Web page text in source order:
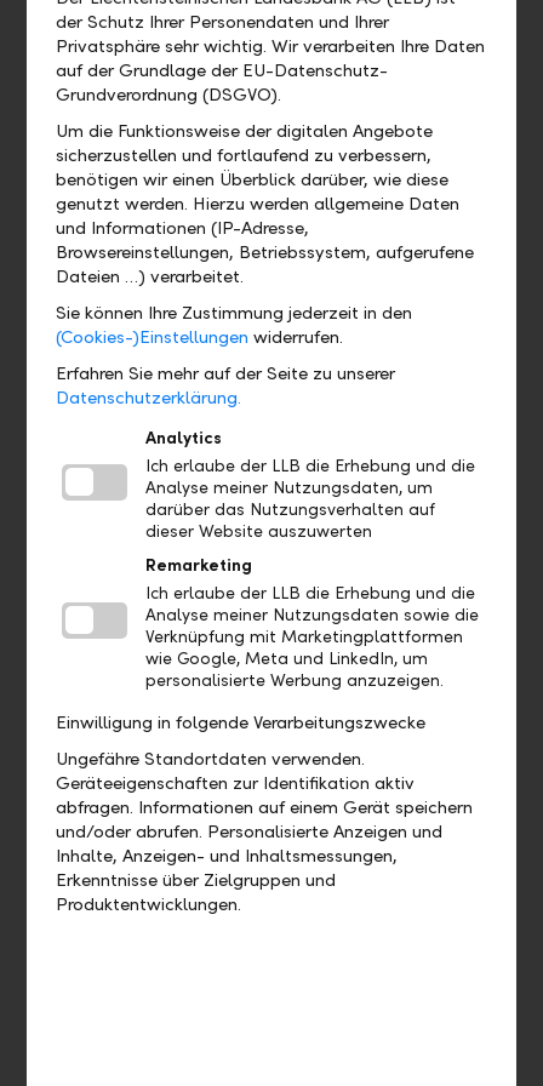
Wo kann ich das QR-Zahlteil
finden?
QR-Zahlteile können Sie über das "Plus"
und unter dem Menüpunkt "Postfach" >
"Dokumente" bestellen. Wählen Sie
"Report bestellen" > "Formular", um das
Formular "QR-Zahlteil" zu bestellen.
Wo finde ich mein eBill Postfach?
Gibt es eine Demoversion und wo
Wo finde ich das Profil?
Wo sehe ich welches Bankpaket ich
Wo finde ich meine Debit- und
Kreditkarten?
Aufträge
Bis wann muss ich eine Zahlung
freigeben, damit diese heute noch
verarbeitet wird?
der Schutz Ihrer Personendaten und Ihrer
Privatsphäre sehr wichtig. Wir verarbeiten Ihre Daten
auf der Grundlage der EU-Datenschutz-
Grundverordnung (DSGVO).
Um die Funktionsweise der digitalen Angebote
sicherzustellen und fortlaufend zu verbessern,
benötigen wir einen Überblick darüber, wie diese
genutzt werden. Hierzu werden allgemeine Daten
und Informationen (IP-Adresse,
Browsereinstellungen, Betriebssystem, aufgerufene
Dateien …) verarbeitet.
Sie können Ihre Zustimmung jederzeit in den
(Cookies-)Einstellungen widerrufen.
Erfahren Sie mehr auf der Seite zu unserer
Datenschutzerklärung.
Analytics
Ich erlaube der LLB die Erhebung und die
Analyse meiner Nutzungsdaten, um
darüber das Nutzungsverhalten auf
dieser Website auszuwerten
Remarketing
Ich erlaube der LLB die Erhebung und die
Analyse meiner Nutzungsdaten sowie die
Verknüpfung mit Marketingplattformen
wie Google, Meta und LinkedIn, um
personalisierte Werbung anzuzeigen.
Einwilligung in folgende Verarbeitungszwecke
Ungefähre Standortdaten verwenden.
Geräteeigenschaften zur Identifikation aktiv
abfragen. Informationen auf einem Gerät speichern
und/oder abrufen. Personalisierte Anzeigen und
Inhalte, Anzeigen- und Inhaltsmessungen,
Erkenntnisse über Zielgruppen und
Produktentwicklungen.